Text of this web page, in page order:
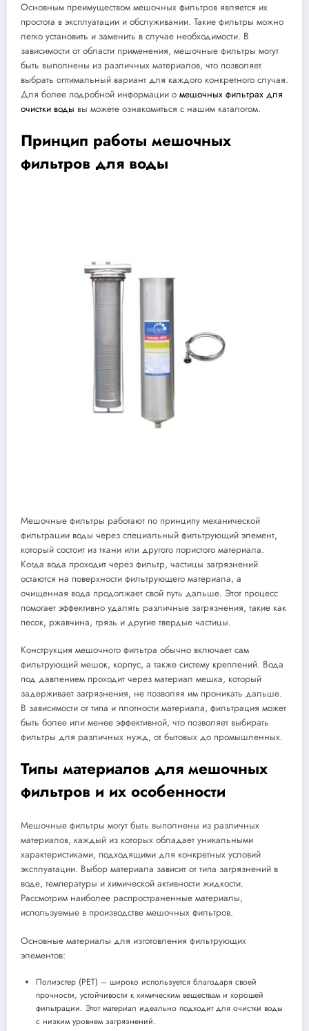
Основным преимуществом мешочных фильтров является их
простота в эксплуатации и обслуживании. Такие фильтры можно
легко установить и заменить в случае необходимости. В
зависимости от области применения, мешочные фильтры могут
быть выполнены из различных материалов, что позволяет
выбрать оптимальный вариант для каждого конкретного случая.
Для более подробной информации о мешочных фильтрах для
очистки воды вы можете ознакомиться с нашим каталогом.
Принцип работы мешочных
фильтров для воды
Мешочные фильтры работают по принципу механической
фильтрации воды через специальный фильтрующий элемент,
который состоит из ткани или другого пористого материала.
Когда вода проходит через фильтр, частицы загрязнений
остаются на поверхности фильтрующего материала, а
очищенная вода продолжает свой путь дальше. Этот процесс
помогает эффективно удалять различные загрязнения, такие как
песок, ржавчина, грязь и другие твердые частицы.
Конструкция мешочного фильтра обычно включает сам
фильтрующий мешок, корпус, а также систему креплений. Вода
под давлением проходит через материал мешка, который
задерживает загрязнения, не позволяя им проникать дальше.
В зависимости от типа и плотности материала, фильтрация может
быть более или менее эффективной, что позволяет выбирать
фильтры для различных нужд, от бытовых до промышленных.
Типы материалов для мешочных
фильтров и их особенности
Мешочные фильтры могут быть выполнены из различных
материалов, каждый из которых обладает уникальными
характеристиками, подходящими для конкретных условий
эксплуатации. Выбор материала зависит от типа загрязнений в
воде, температуры и химической активности жидкости.
Рассмотрим наиболее распространенные материалы,
используемые в производстве мешочных фильтров.
Основные материалы для изготовления фильтрующих
элементов:
Полиэстер (PET) – широко используется благодаря своей
прочности, устойчивости к химическим веществам и хорошей
фильтрации. Этот материал идеально подходит для очистки воды
с низким уровнем загрязнений.